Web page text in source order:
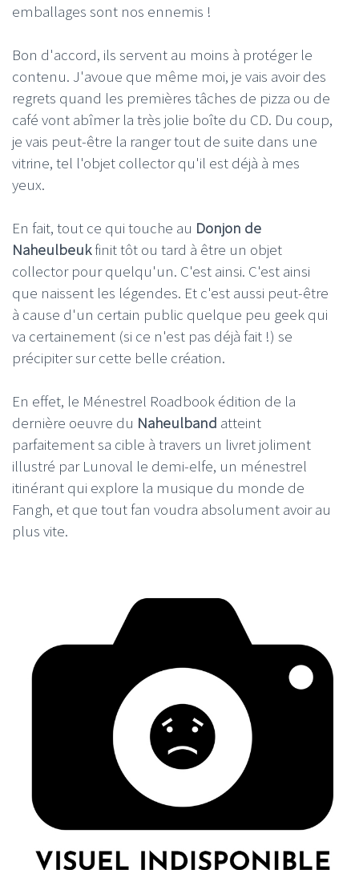
emballages sont nos ennemis !
Bon d'accord, ils servent au moins à protéger le
contenu. J'avoue que même moi, je vais avoir des
regrets quand les premières tâches de pizza ou de
café vont abîmer la très jolie boîte du CD. Du coup,
je vais peut-être la ranger tout de suite dans une
vitrine, tel l'objet collector qu'il est déjà à mes
yeux.
En fait, tout ce qui touche au Donjon de
Naheulbeukfinit tôt ou tard à être un objet
collector pour quelqu'un. C'est ainsi. C'est ainsi
que naissent les légendes. Et c'est aussi peut-être
à cause d'un certain public quelque peu geek qui
va certainement (si ce n'est pas déjà fait !) se
précipiter sur cette belle création.
En effet, le Ménestrel Roadbook édition de la
dernière oeuvre du Naheulband atteint
parfaitement sa cible à travers un livret joliment
illustré par Lunoval le demi-elfe, un ménestrel
itinérant qui explore la musique du monde de
Fangh, et que tout fan voudra absolument avoir au
plus vite.